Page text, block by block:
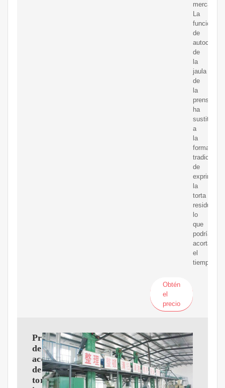
mercado.
La
función
de
de
la
jaula
de
la
prensa
ha
sustituido
a
la
forma
tradicional
de
exprimir
la
torta
residual,
lo
que
podría
acortar
el
tiempo.
Obtén
el
precio
Prensa
de
aceite
de
tornillo